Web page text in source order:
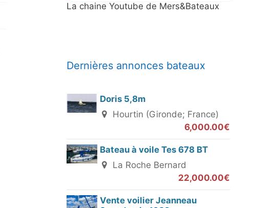
La chaine Youtube de Mers&Bateaux
Dernières annonces bateaux
Doris 5,8m
Hourtin (Gironde; France)
6,000.00€
Bateau à voile Tes 678 BT
La Roche Bernard
22,000.00€
Vente voilier Jeanneau